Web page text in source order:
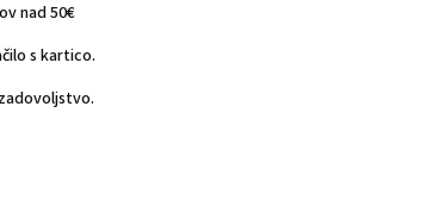
nad 50€
s kartico.